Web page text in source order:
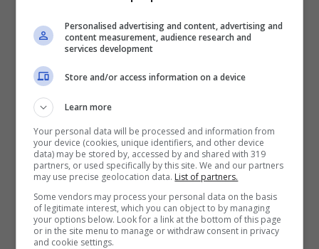
Articoli recentiPerché sta crescendo la
fiducia nei confronti delle
farmacie online
“Sto per tornare”:
l’annuncio dalla Ferragnez
family fa felici i fans, ma
Personalised advertising and content, advertising and
content measurement, audience research and
services development
Store and/or access information on a device
Learn more
Your personal data will be processed and information from
your device (cookies, unique identifiers, and other device
data) may be stored by, accessed by and shared with 319
partners, or used specifically by this site. We and our partners
may use precise geolocation data. List of partners.
Some vendors may process your personal data on the basis
of legitimate interest, which you can object to by managing
your options below. Look for a link at the bottom of this page
or in the site menu to manage or withdraw consent in privacy
and cookie settings.